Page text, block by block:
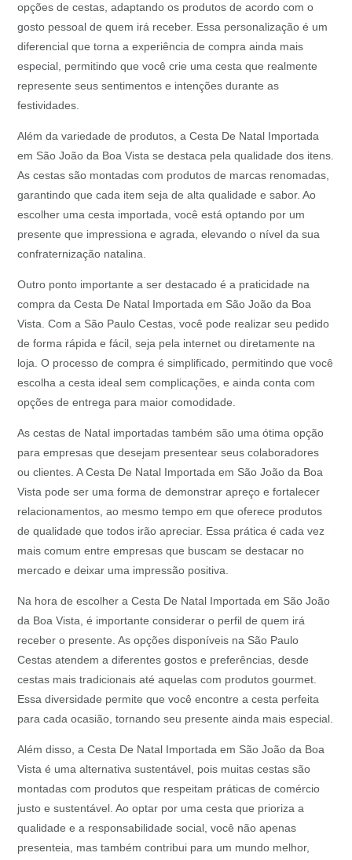
opções de cestas, adaptando os produtos de acordo com o
gosto pessoal de quem irá receber. Essa personalização é um
diferencial que torna a experiência de compra ainda mais
especial, permitindo que você crie uma cesta que realmente
represente seus sentimentos e intenções durante as
festividades.
Além da variedade de produtos, a Cesta De Natal Importada
em São João da Boa Vista se destaca pela qualidade dos itens.
As cestas são montadas com produtos de marcas renomadas,
garantindo que cada item seja de alta qualidade e sabor. Ao
escolher uma cesta importada, você está optando por um
presente que impressiona e agrada, elevando o nível da sua
confraternização natalina.
Outro ponto importante a ser destacado é a praticidade na
compra da Cesta De Natal Importada em São João da Boa
Vista. Com a São Paulo Cestas, você pode realizar seu pedido
de forma rápida e fácil, seja pela internet ou diretamente na
loja. O processo de compra é simplificado, permitindo que você
escolha a cesta ideal sem complicações, e ainda conta com
opções de entrega para maior comodidade.
As cestas de Natal importadas também são uma ótima opção
para empresas que desejam presentear seus colaboradores
ou clientes. A Cesta De Natal Importada em São João da Boa
Vista pode ser uma forma de demonstrar apreço e fortalecer
relacionamentos, ao mesmo tempo em que oferece produtos
de qualidade que todos irão apreciar. Essa prática é cada vez
mais comum entre empresas que buscam se destacar no
mercado e deixar uma impressão positiva.
Na hora de escolher a Cesta De Natal Importada em São João
da Boa Vista, é importante considerar o perfil de quem irá
receber o presente. As opções disponíveis na São Paulo
Cestas atendem a diferentes gostos e preferências, desde
cestas mais tradicionais até aquelas com produtos gourmet.
Essa diversidade permite que você encontre a cesta perfeita
para cada ocasião, tornando seu presente ainda mais especial.
Além disso, a Cesta De Natal Importada em São João da Boa
Vista é uma alternativa sustentável, pois muitas cestas são
montadas com produtos que respeitam práticas de comércio
justo e sustentável. Ao optar por uma cesta que prioriza a
qualidade e a responsabilidade social, você não apenas
presenteia, mas também contribui para um mundo melhor,